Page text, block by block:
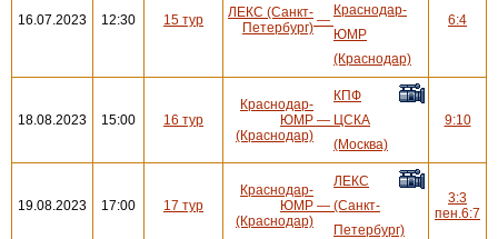
16.07.2023 12:30 15 тур
ЛЕКС (Санкт-
Петербург) —
Краснодар-
ЮМР
(Краснодар)
6:4
18.08.2023 15:00 16 тур
Краснодар-
ЮМР
(Краснодар)
—
КПФ
ЦСКА
(Москва)
9:10
19.08.2023 17:00 17 тур
Краснодар-
ЮМР
(Краснодар)
—
ЛЕКС
(Санкт-
Петербург)
3:3
пен.6:7